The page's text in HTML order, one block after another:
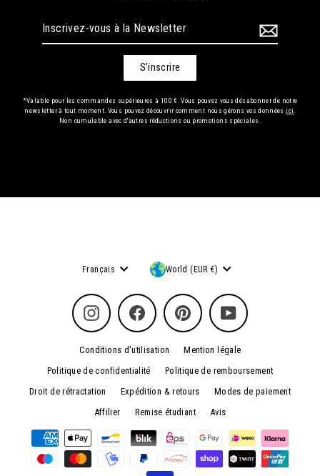
Inscrivez-
S'inscrire
*Valable pour les commandes supérieures à 100 €. Vous pouvez vous désabonner de notre
newsletter à tout moment. Vous pouvez découvrir comment nous gérons vos donnéesici
Non cumulable avec d'autres réductions ou promotions spéciales.
Français
Devise
World (EUR €)
Instagram Facebook Pinterest YouTube
Conditions d'utilisation
Mention légale
Politique de confidentialité
Politique de remboursement
Droit de rétractation
Expédition & retours
Modes de paiement
Affilier
Remise étudiant Avis